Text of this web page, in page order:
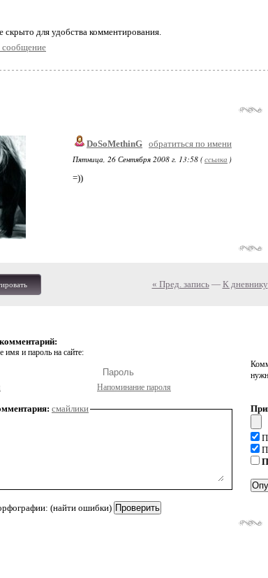
скрыто для удобства комментирования.
сообщение
DoSoMethinG обратиться по имени
Пятница, 26 Сентября 2008 г. 13:58 (ссылка )
=))
« Пред. запись— К дневнику
имя и пароль на сайте:
Напоминание пароля
смайлики
(найти ошибки)